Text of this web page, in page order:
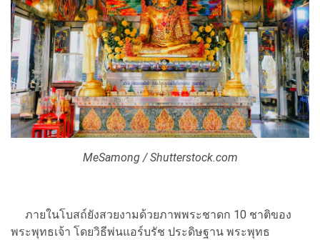
MeSamong / Shutterstock.com
ภายในโบสถ์ยังสวยงามด้วยภาพพระชาดก 10 ชาติของ
พระพุทธเจ้า โดยวิธีพ่นแอร์บรัช ประดิษฐาน พระพุทธ